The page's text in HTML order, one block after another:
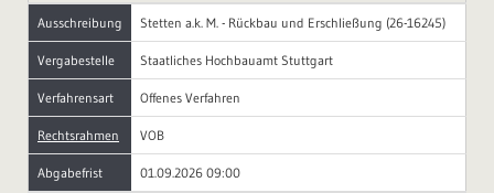
Ausschreibung Stetten a.k. M. - Rückbau und Erschließung (26-16245)
Vergabestelle Staatliches Hochbauamt Stuttgart
Verfahrensart Offenes Verfahren
Rechtsrahmen VOB
Abgabefrist 01.09.2026 09:00